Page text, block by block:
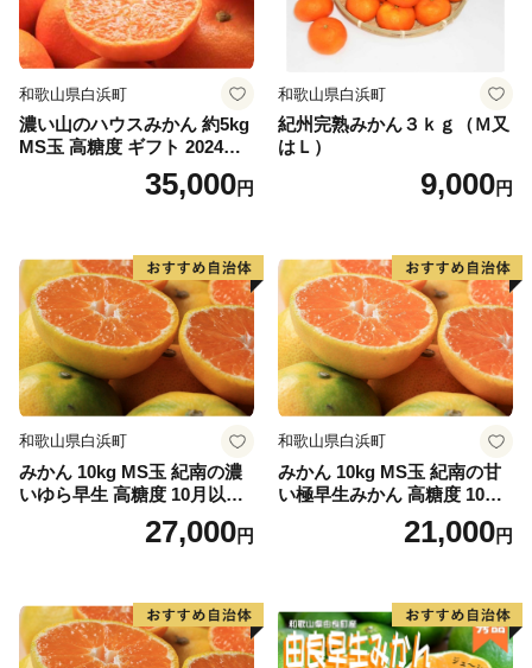
和歌山県白浜町
濃い山のハウスみかん 約5kg
MS玉 高糖度 ギフト 2024年7
35,000円
和歌山県白浜町
紀州完熟みかん３ｋｇ（Ｍ又
はＬ）
9,000円
和歌山県白浜町
みかん 10kg MS玉 紀南の濃
いゆら早生 高糖度 10月以降
発送 マルチ被覆栽培27,000円
和歌山県白浜町
みかん 10kg MS玉 紀南の甘
い極早生みかん 高糖度 10月
以降発送 マルチ被覆栽培
21,000円